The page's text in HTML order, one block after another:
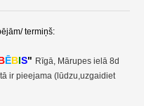
termiņš:
ĒBIS" Rīgā, Mārupes ielā 8d
ir pieejama (lūdzu,uzgaidiet